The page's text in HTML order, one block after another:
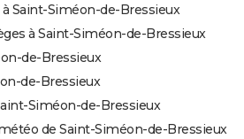
Saint-Siméon-de-Bressieux
à Saint-Siméon-de-Bressieux
de-Bressieux
de-Bressieux
Siméon-de-Bressieux
de Saint-Siméon-de-Bressieux